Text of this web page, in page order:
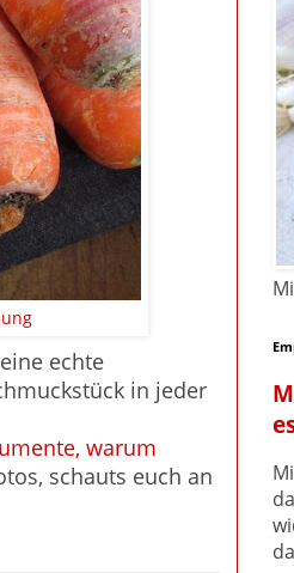
echte
in jeder
warum
schauts euch an